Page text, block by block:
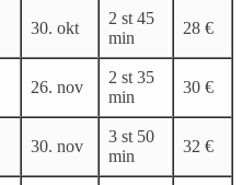
30. okt
2 st 45
min
28 €
26. nov
2 st 35
min
30 €
30. nov
3 st 50
min
32 €